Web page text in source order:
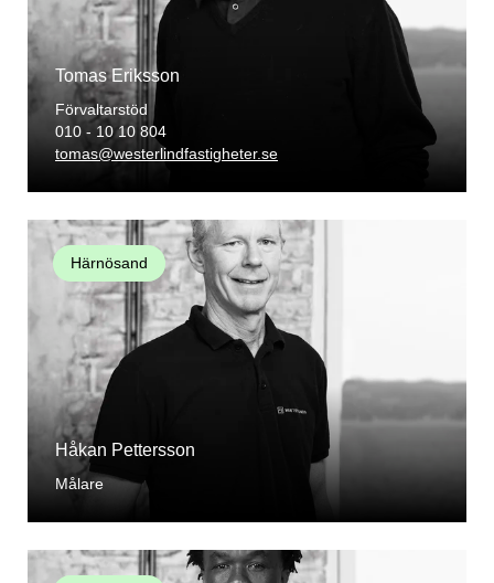
Tomas Eriksson
Förvaltarstöd
010 - 10 10 804
tomas@westerlindfastigheter.se
Härnösand
Håkan Pettersson
Målare